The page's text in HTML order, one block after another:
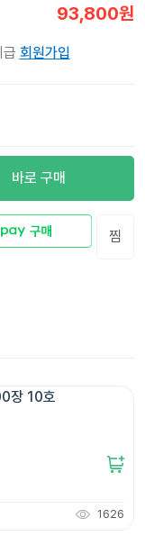
93,800원
회원가입
바로 구매
찜
장 10호
1626